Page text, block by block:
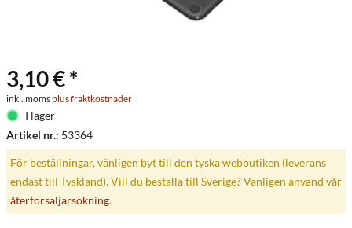
3,10 € *
inkl. momsplus fraktkostnader
I lager
Artikel nr.: 53364
För beställningar, vänligen byt till den tyska webbutiken (leverans
endast till Tyskland). Vill du beställa till Sverige? Vänligen använd vår
återförsäljarsökning.